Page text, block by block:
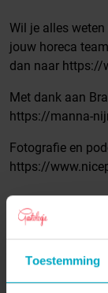
Toestemming
Wil je alles
jouw horeca
dan naar https://
Met dank aan
https://manna-
Fotografie en
https://
23-12-2022
Pagina delen: